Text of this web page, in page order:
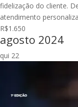
fidelização do cliente.
atendimento
R$1.650
agosto 2024
qui 22